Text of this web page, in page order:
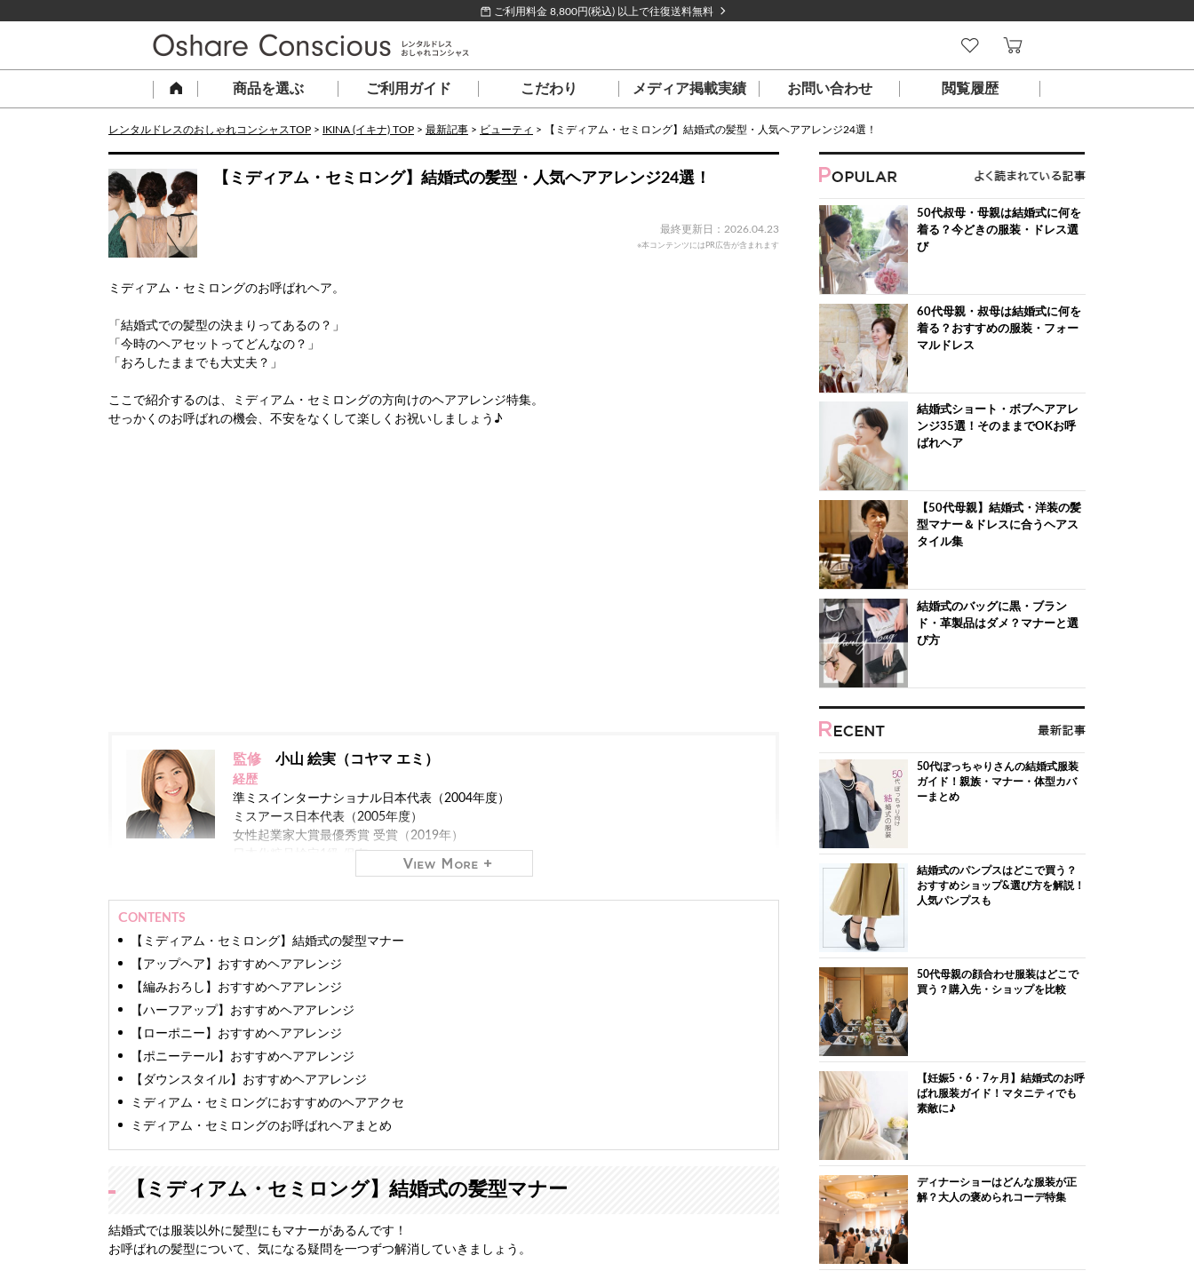
ご利用料金 8,800円(税込) 以上で往復送料無料
商品を選ぶ ご利用ガイド こだわり メディア掲載実績 お問い合わせ 閲覧履歴
レンタルドレスのおしゃれコンシャスTOP > IKINA (イキナ) TOP > 最新記事 > ビューティ > 【ミディアム・セミロング】結婚式の髪型・人気ヘアアレンジ24選！
【ミディアム・セミロング】結婚式の髪型・人気ヘアアレンジ24選！
最終更新日：2026.04.23
※本コンテンツにはPR広告が含まれます
ミディアム・セミロングのお呼ばれヘア。
「結婚式での髪型の決まりってあるの？」
「今時のヘアセットってどんなの？」
「おろしたままでも大丈夫？」
ここで紹介するのは、ミディアム・セミロングの方向けのヘアアレンジ特集。
せっかくのお呼ばれの機会、不安をなくして楽しくお祝いしましょう♪
監修 小山 絵実（コヤマ エミ）
経歴
準ミスインターナショナル日本代表（2004年度）
ミスアース日本代表（2005年度）
女性起業家大賞最優秀賞 受賞（2019年）
日本化粧品検定1級 保有
います。
ファッションモデルやアパレルバイヤーの経験もあり、おしゃれコンシャスでは主に商品の仕
入れを担当。
長年の経験と培った専門知識をもとに、信頼できるマナー・ファッション・美の情報をお届け
します。
CONTENTS
【ミディアム・セミロング】結婚式の髪型マナー
【アップヘア】おすすめヘアアレンジ
【編みおろし】おすすめヘアアレンジ
【ハーフアップ】おすすめヘアアレンジ
【ローポニー】おすすめヘアアレンジ
【ポニーテール】おすすめヘアアレンジ
【ダウンスタイル】おすすめヘアアレンジ
ミディアム・セミロングにおすすめのヘアアクセ
ミディアム・セミロングのお呼ばれヘアまとめ
【ミディアム・セミロング】結婚式の髪型マナー
結婚式では服装以外に髪型にもマナーがあるんです！
お呼ばれの髪型について、気になる疑問を一つずつ解消していきましょう。
50代叔母・母親は結婚式に何を
着る？今どきの服装・ドレス選
び
60代母親・叔母は結婚式に何を
着る？おすすめの服装・フォー
マルドレス
結婚式ショート・ボブヘアアレ
ンジ35選！そのままでOKお呼
ばれヘア
【50代母親】結婚式・洋装の髪
型マナー＆ドレスに合うヘアス
タイル集
結婚式のバッグに黒・ブラン
ド・革製品はダメ？マナーと選
び方
50代ぽっちゃりさんの結婚式服装
ガイド！親族・マナー・体型カバ
ーまとめ
結婚式のパンプスはどこで買う？
おすすめショップ&選び方を解説！
人気パンプスも
50代母親の顔合わせ服装はどこで
買う？購入先・ショップを比較
【妊娠5・6・7ヶ月】結婚式のお呼
ばれ服装ガイド！マタニティでも
素敵に♪
ディナーショーはどんな服装が正
解？大人の褒められコーデ特集